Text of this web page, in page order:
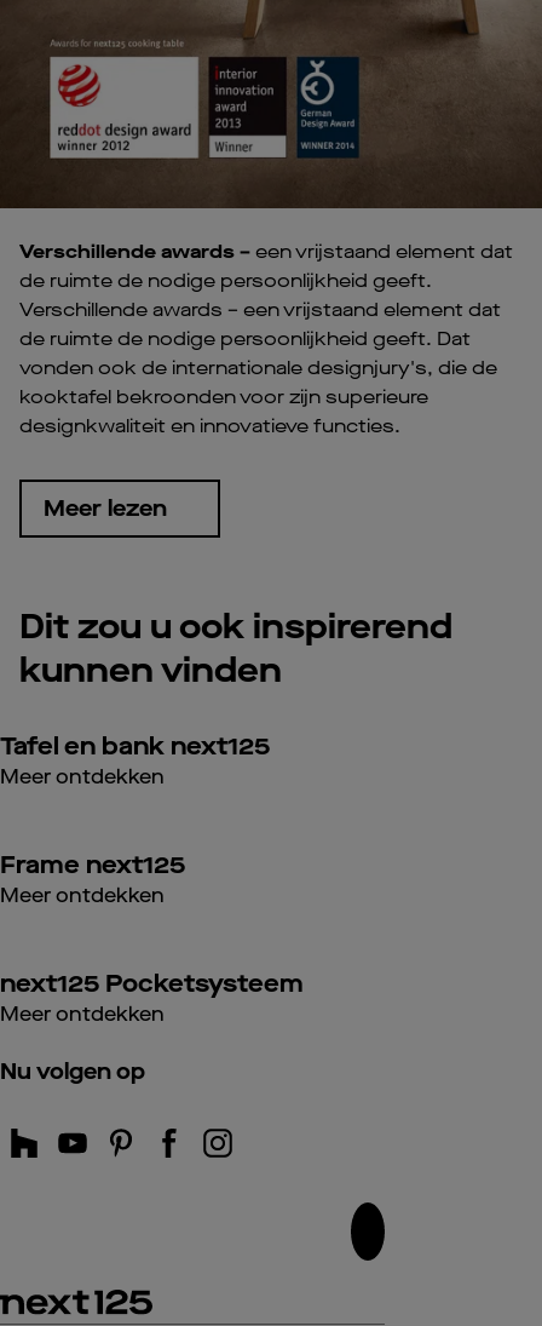
Verschillende awards –een vrijstaand element dat
de ruimte de nodige persoonlijkheid geeft.
Verschillende awards – een vrijstaand element dat
de ruimte de nodige persoonlijkheid geeft. Dat
vonden ook de internationale designjury's, die de
kooktafel bekroonden voor zijn superieure
designkwaliteit en innovatieve functies.
Meer lezen
Dit zou u ook inspirerend
kunnen vinden
Tafel en bank next125
Meer ontdekken
Frame next125
Meer ontdekken
next125 Pocketsysteem
Meer ontdekken
Nu volgen op